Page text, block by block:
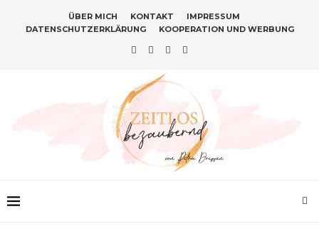
ÜBER MICH KONTAKT
IMPRESSUM
DATENSCHUTZERKLÄRUNG
KOOPERATION UND WERBUNG